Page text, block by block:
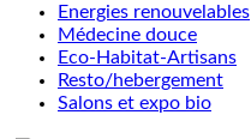
Energies renouvelables
Médecine douce
Eco-Habitat-Artisans
Resto/hebergement
Salons et expo bio